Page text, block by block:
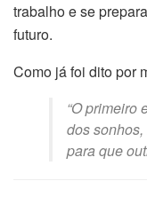
trabalho e se
futuro.
Como já foi dito por
“O primeiro
dos
para que